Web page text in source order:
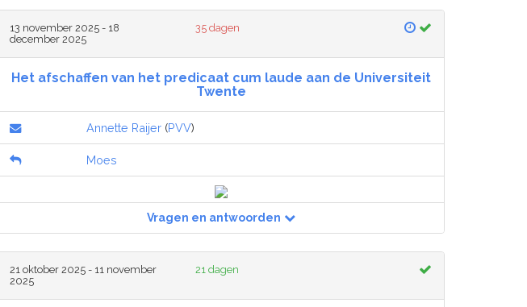
13 november 2025 - 18
december 2025
35 dagen
Het afschaffen van het predicaat cum laude aan de Universiteit
Twente
Annette Raijer (PVV)
Moes
Vragen en antwoorden
21 oktober 2025 - 11 november
2025
21 dagen